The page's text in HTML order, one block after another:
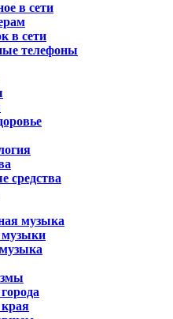
в сети
в сети
телефоны
средства
музыка
музыки